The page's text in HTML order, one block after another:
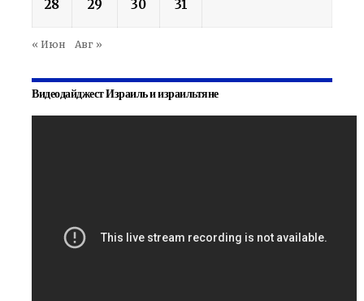
28 29 30 31
« Июн Авг »
Видеодайджест Израиль и израильтяне